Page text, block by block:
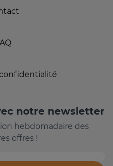
notre newsletter
hebdomadaire des
offres !